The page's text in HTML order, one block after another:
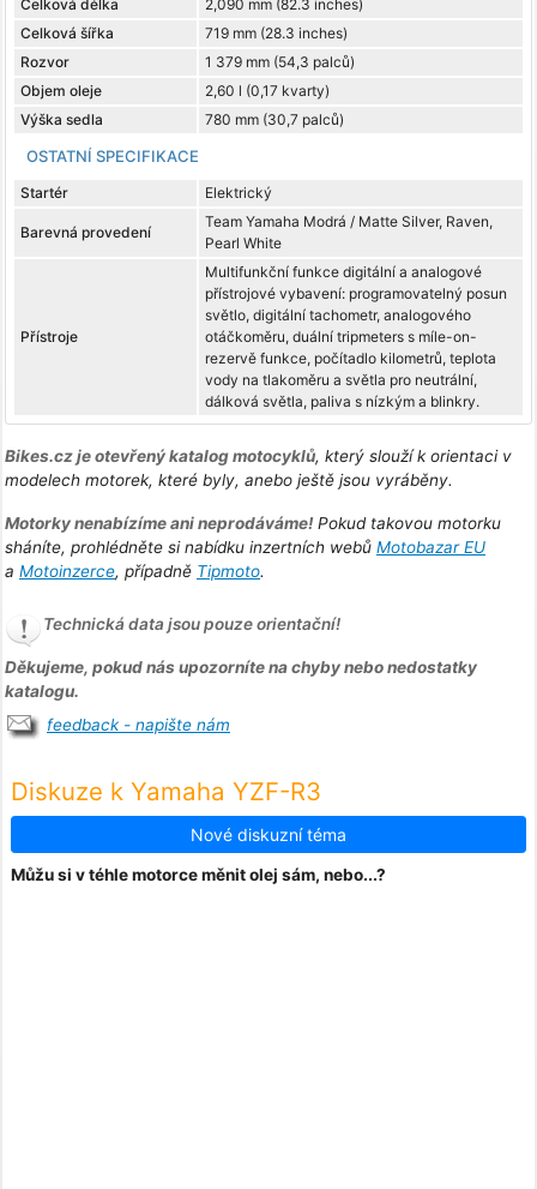
Celková délka
2,090 mm (82.3 inches)
Celková šířka
719 mm (28.3 inches)
Rozvor
1 379 mm (54,3 palců)
Objem oleje
2,60 l (0,17 kvarty)
Výška sedla
780 mm (30,7 palců)
OSTATNÍ SPECIFIKACE
Startér Elektrický
Barevná provedení
Team Yamaha Modrá / Matte Silver, Raven,
Pearl White
Přístroje
Multifunkční funkce digitální a analogové
přístrojové vybavení: programovatelný posun
světlo, digitální tachometr, analogového
otáčkoměru, duální tripmeters s míle-on-
rezervě funkce, počítadlo kilometrů, teplota
vody na tlakoměru a světla pro neutrální,
dálková světla, paliva s nízkým a blinkry.
Bikes.cz je otevřený katalog motocyklů, který slouží k orientaci v
modelech motorek, které byly, anebo ještě jsou vyráběny.
Motorky nenabízíme ani neprodáváme!Pokud takovou motorku
sháníte, prohlédněte si nabídku inzertních webů Motobazar EU
a Motoinzerce, případně Tipmoto.
Technická data jsou pouze orientační!
Děkujeme, pokud nás upozorníte na chyby nebo nedostatky
katalogu.
feedback - napište nám
Diskuze k Yamaha YZF-R3
Nové diskuzní téma
Můžu si v téhle motorce měnit olej sám, nebo...?